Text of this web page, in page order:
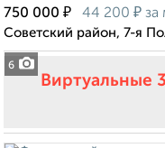
6
750 000 ₽ 44 200 ₽ за
Советский район, 7-я
Виртуальные